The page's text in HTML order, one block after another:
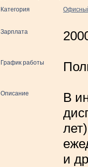
Категория
Зарплата
График работы
Описание
В
и